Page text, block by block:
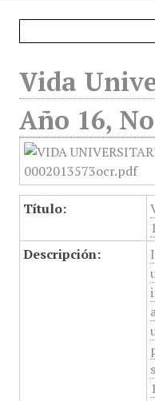
Vida
Año 16,
Título:
Descripción: